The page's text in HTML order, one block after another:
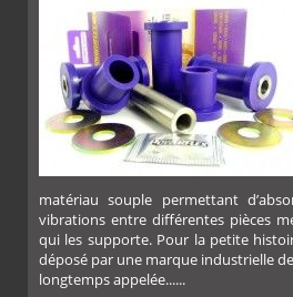
PLUS
matériau souple permettant
vibrations entre différentes pièces
qui les supporte. Pour la petite
déposé par une marque industrielle
longtemps appelée......